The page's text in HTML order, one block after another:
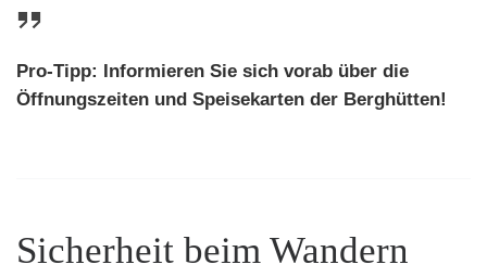
Pro-Tipp: Informieren Sie sich vorab über die
Öffnungszeiten und Speisekarten der Berghütten!
Sicherheit beim Wandern